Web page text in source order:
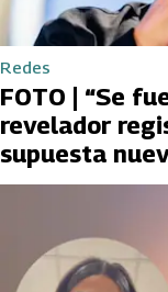
Redes
FOTO | “Se
revelador
supuesta